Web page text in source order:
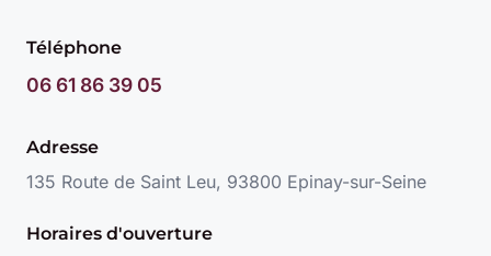
Téléphone
06 61 86 39 05
Adresse
135 Route de Saint Leu, 93800 Epinay-sur-Seine
Horaires d'ouverture